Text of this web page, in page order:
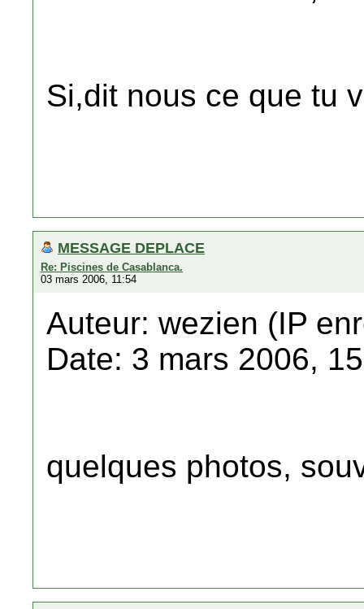
Si,dit nous ce que tu
MESSAGE DEPLACE
Re: Piscines de Casablanca.
03 mars 2006, 11:54
Auteur: wezien (IP
Date: 3 mars 2006,
quelques photos,